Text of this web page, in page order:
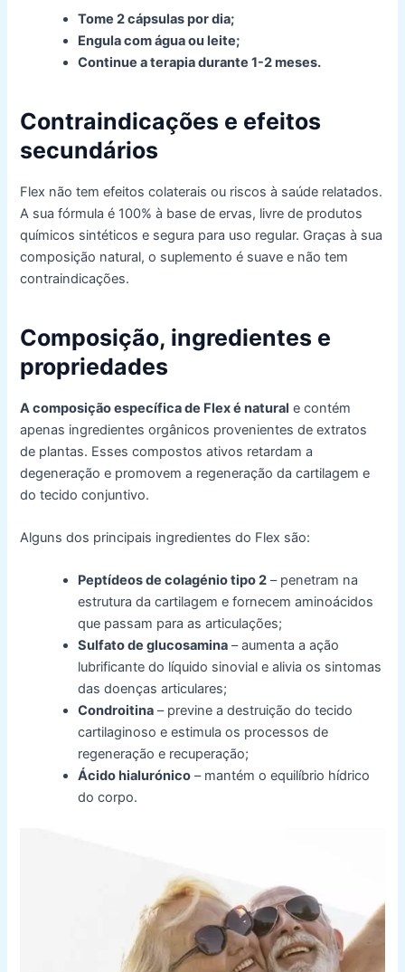
Tome 2 cápsulas por dia;
Engula com água ou leite;
Continue a terapia durante 1-2 meses.
Contraindicações e efeitos
secundários
Flex não tem efeitos colaterais ou riscos à saúde relatados.
A sua fórmula é 100% à base de ervas, livre de produtos
químicos sintéticos e segura para uso regular. Graças à sua
composição natural, o suplemento é suave e não tem
contraindicações.
Composição, ingredientes e
propriedades
A composição específica de Flex é natural e contém
apenas ingredientes orgânicos provenientes de extratos
de plantas. Esses compostos ativos retardam a
degeneração e promovem a regeneração da cartilagem e
do tecido conjuntivo.
Alguns dos principais ingredientes do Flex são:
Peptídeos de colagénio tipo 2 – penetram na
estrutura da cartilagem e fornecem aminoácidos
que passam para as articulações;
Sulfato de glucosamina – aumenta a ação
lubrificante do líquido sinovial e alivia os sintomas
das doenças articulares;
Condroitina – previne a destruição do tecido
cartilaginoso e estimula os processos de
regeneração e recuperação;
Ácido hialurónico – mantém o equilíbrio hídrico
do corpo.